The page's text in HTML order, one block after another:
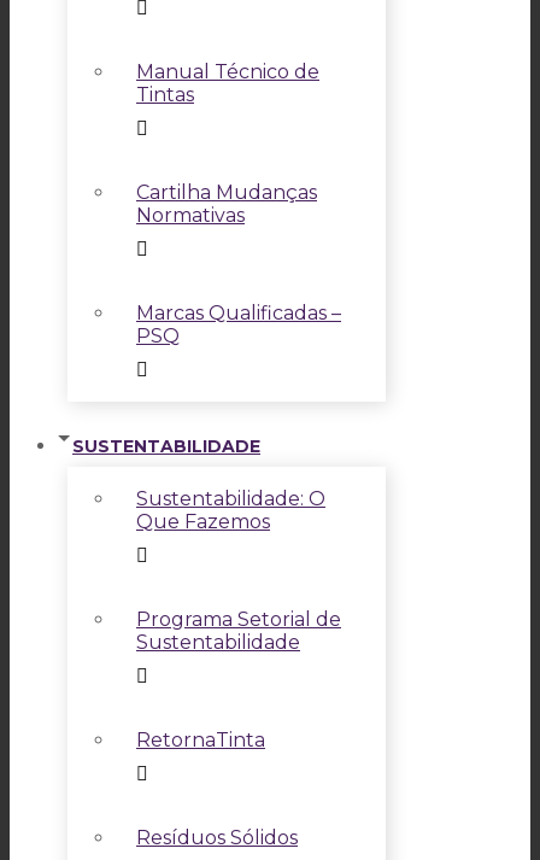
Manual Técnico de
Tintas
Cartilha Mudanças
Normativas
Marcas Qualificadas –
PSQ
SUSTENTABILIDADE
Sustentabilidade: O
Que Fazemos
Programa Setorial de
Sustentabilidade
RetornaTinta
Resíduos Sólidos